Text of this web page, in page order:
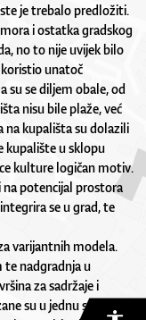
je trebalo predložiti.
i ostatka gradskog
no to nije uvijek bilo
koristio unatoč
su se diljem obale, od
nisu bile plaže, već
na kupališta su dolazili
kupalište u sklopu
kulture logičan motiv.
potencijal prostora
se u grad, te
varijantnih modela.
te nadgradnja u
za sadržaje i
su u jednu statičku